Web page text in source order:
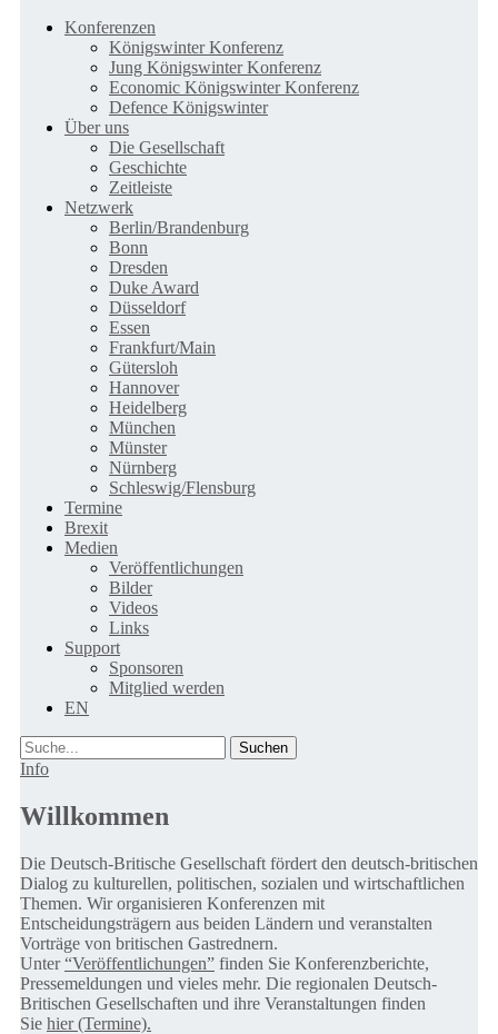
Konferenzen
Königswinter Konferenz
Jung Königswinter Konferenz
Economic Königswinter Konferenz
Defence Königswinter
Über uns
Die Gesellschaft
Geschichte
Zeitleiste
Netzwerk
Berlin/Brandenburg
Bonn
Dresden
Duke Award
Düsseldorf
Essen
Frankfurt/Main
Gütersloh
Hannover
Heidelberg
München
Münster
Nürnberg
Schleswig/Flensburg
Termine
Brexit
Medien
Veröffentlichungen
Bilder
Videos
Links
Support
Sponsoren
Mitglied werden
EN
Suche
Info
Willkommen
Die Deutsch-Britische Gesellschaft fördert den deutsch-britischen
Dialog zu kulturellen, politischen, sozialen und wirtschaftlichen
Themen. Wir organisieren Konferenzen mit
Entscheidungsträgern aus beiden Ländern und veranstalten
Vorträge von britischen Gastrednern.
Unter“Veröffentlichungen” finden Sie Konferenzberichte,
Pressemeldungen und vieles mehr. Die regionalen Deutsch-
Britischen Gesellschaften und ihre Veranstaltungen finden
Sie hier (Termine).